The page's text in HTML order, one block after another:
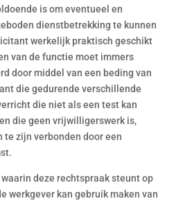
is om eventueel en
dienstbetrekking te kunnen
werkelijk praktisch geschikt
van de functie moet immers
door middel van een beding van
die gedurende verschillende
die niet als een test kan
die geen vrijwilligerswerk is,
te zijn verbonden door een
deze rechtspraak steunt op
werkgever kan gebruik maken van